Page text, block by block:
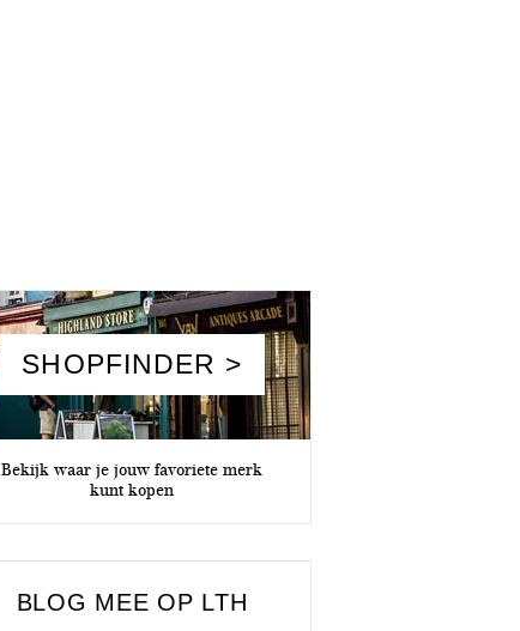
SHOPFINDER >
Bekijk waar je jouw favoriete merk
kunt kopen
BLOG MEE OP LTH